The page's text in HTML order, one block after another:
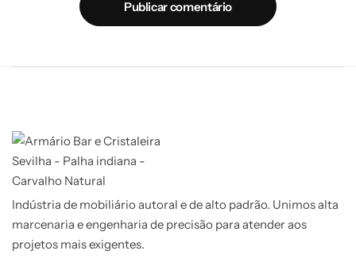
Publicar comentário
Indústria de mobiliário autoral e de alto padrão. Unimos alta
marcenaria e engenharia de precisão para atender aos
projetos mais exigentes.